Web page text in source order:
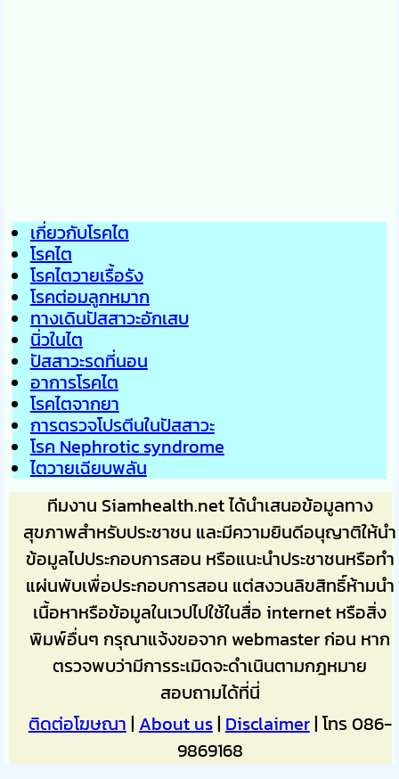
เกี่ยวกับโรคไต
โรคไต
โรคไตวายเรื้อรัง
โรคต่อมลูกหมาก
ทางเดินปัสสาวะอักเสบ
นิ่วในไต
ปัสสาวะรดที่นอน
อาการโรคไต
โรคไตจากยา
การตรวจโปรตีนในปัสสาวะ
โรค Nephrotic syndrome
ไตวายเฉียบพลัน
ทีมงาน Siamhealth.net ได้นำเสนอข้อมูลทาง
สุขภาพสำหรับประชาชน และมีความยินดีอนุญาติให้นำ
ข้อมูลไปประกอบการสอน หรือแนะนำประชาชนหรือทำ
แผ่นพับเพื่อประกอบการสอน แต่สงวนลิขสิทธิ์ห้ามนำ
เนื้อหาหรือข้อมูลในเวปไปใช้ในสื่อ internet หรือสิ่ง
พิมพ์อื่นๆ กรุณาแจ้งขอจาก webmaster ก่อน หาก
ตรวจพบว่ามีการระเมิดจะดำเนินตามกฎหมาย
สอบถามได้ที่นี่
ติดต่อโฆษณา | About us| Disclaimer| โทร 086-
9869168